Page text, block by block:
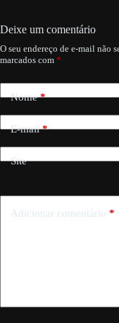
Deixe um comentário
O seu endereço de e-mail não
marcados com *
Nome*
E-mail*
Site
Adicionar comentário *